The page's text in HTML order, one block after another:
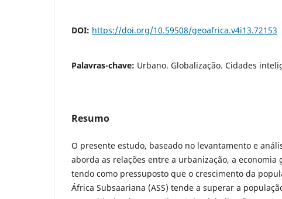
DOI: https://doi.org/10.59508/geoafrica.v4i13.72153
Palavras-chave: Urbano. Globalização. Cidades
Resumo
O presente estudo, baseado no levantamento e
aborda as relações entre a urbanização, a economia
tendo como pressuposto que o crescimento da
África Subsaariana (ASS) tende a superar a